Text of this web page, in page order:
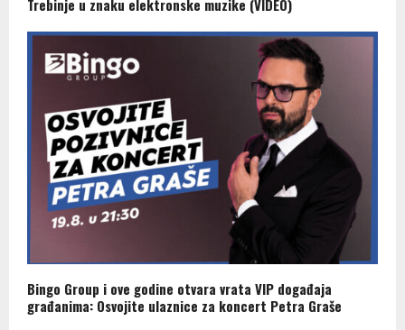
Trebinje u znaku elektronske muzike (VIDEO)
Bingo Group i ove godine otvara vrata VIP događaja
građanima: Osvojite ulaznice za koncert Petra Graše